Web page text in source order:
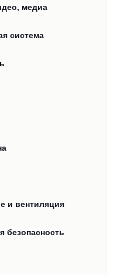
медиа
система
и вентиляция
безопасность